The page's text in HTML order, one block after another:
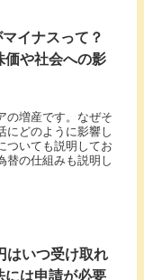
イナスって？
価や社会への影
の増産です。なぜそ
にどのように影響し
ついても説明してお
替の仕組みも説明し
はいつ受け取れ
には申請が必要